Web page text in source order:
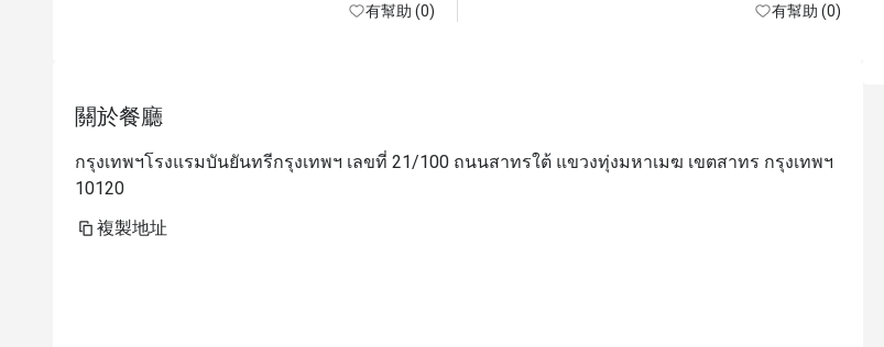
有幫助 (0) 有幫助 (0)
關於餐廳
กรุงเทพฯโรงแรมบันยันทรีกรุงเทพฯ เลขที่ 21/100 ถนนสาทรใต้ แขวงทุ่งมหาเมฆ เขตสาทร กรุงเทพฯ
10120
複製地址